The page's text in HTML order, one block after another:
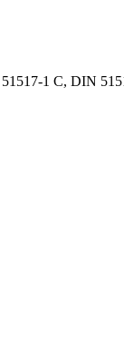
1 C, DIN